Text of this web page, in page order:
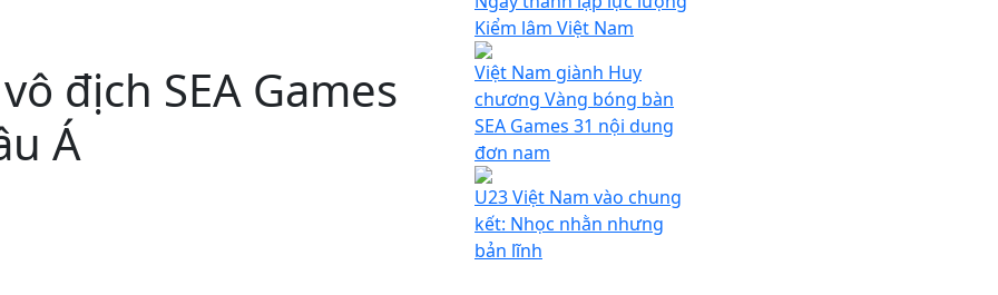
địch SEA Games
Á
Kiểm lâm Việt Nam
Việt Nam giành Huy
chương Vàng bóng bàn
SEA Games 31 nội dung
đơn nam
U23 Việt Nam vào chung
kết: Nhọc nhằn nhưng
bản lĩnh